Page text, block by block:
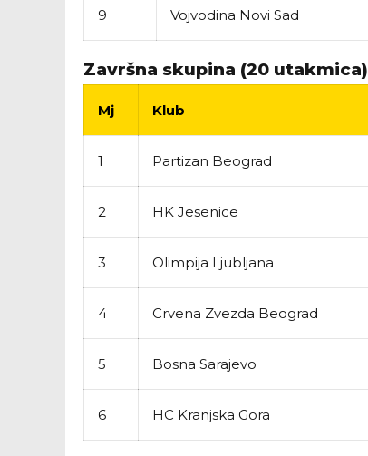
9 Vojvodina Novi Sad
Završna skupina (20 utakmica)
Mj Klub
1 Partizan Beograd
2 HK Jesenice
3 Olimpija Ljubljana
4 Crvena Zvezda Beograd
5 Bosna Sarajevo
6 HC Kranjska Gora